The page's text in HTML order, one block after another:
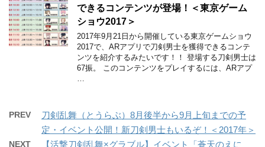
できるコンテンツが登場！＜東京ゲーム
ショウ2017＞
2017年9月21日から開催している東京ゲームショウ
2017で、ARアプリで刀剣男士を獲得できるコンテ
ンツを紹介するみたいです！！ 登場する刀剣男士は
67振。 このコンテンツをプレイするには、ARアプ
PREV
刀剣乱舞（とうらぶ）8月後半から9月上旬までの予
定・イベント公開！新刀剣男士もいるぞ！＜2017年＞
NEXT 【活撃刀剣乱舞×グラブル】イベント「蒼天のえに